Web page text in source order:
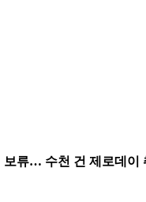
류… 수천 건 제로데이